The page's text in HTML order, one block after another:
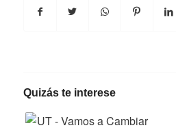
Quizás te interese